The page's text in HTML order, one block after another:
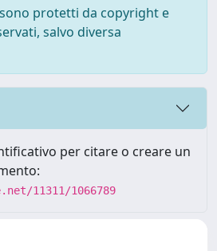
protetti da copyright e
salvo diversa
per citare o creare un
11311/1066789